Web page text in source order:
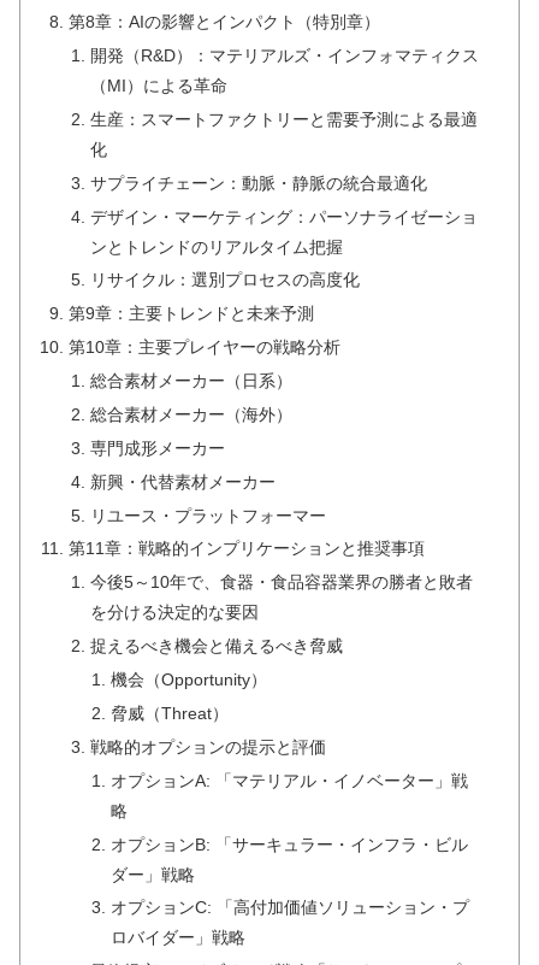
第8章：AIの影響とインパクト（特別章）
開発（R&D）：マテリアルズ・インフォマティクス
（MI）による革命
生産：スマートファクトリーと需要予測による最適
化
サプライチェーン：動脈・静脈の統合最適化
デザイン・マーケティング：パーソナライゼーショ
ンとトレンドのリアルタイム把握
リサイクル：選別プロセスの高度化
第9章：主要トレンドと未来予測
第10章：主要プレイヤーの戦略分析
総合素材メーカー（日系）
総合素材メーカー（海外）
専門成形メーカー
新興・代替素材メーカー
リユース・プラットフォーマー
第11章：戦略的インプリケーションと推奨事項
今後5～10年で、食器・食品容器業界の勝者と敗者
を分ける決定的な要因
捉えるべき機会と備えるべき脅威
機会（Opportunity）
脅威（Threat）
戦略的オプションの提示と評価
オプションA: 「マテリアル・イノベーター」戦
略
オプションB: 「サーキュラー・インフラ・ビル
ダー」戦略
オプションC: 「高付加価値ソリューション・プ
ロバイダー」戦略